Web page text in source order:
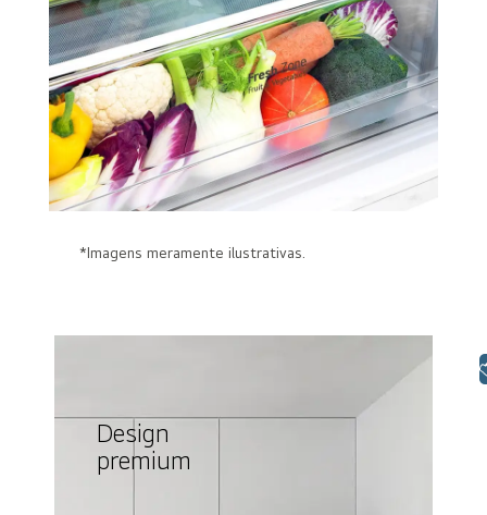
*Imagens meramente ilustrativas.
Design
premium
Libras